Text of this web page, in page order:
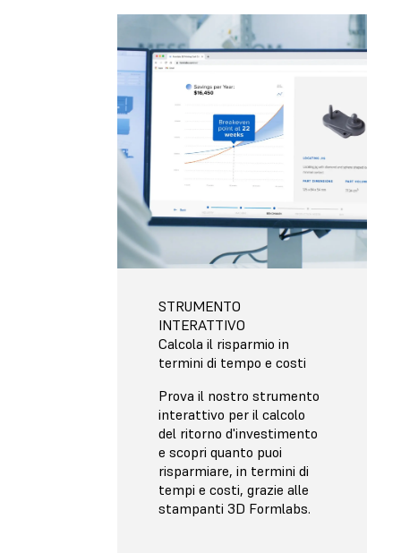
STRUMENTO
INTERATTIVO
Calcola il risparmio in
termini di tempo e costi
Prova il nostro strumento
interattivo per il calcolo
del ritorno d'investimento
e scopri quanto puoi
risparmiare, in termini di
tempi e costi, grazie alle
stampanti 3D Formlabs.